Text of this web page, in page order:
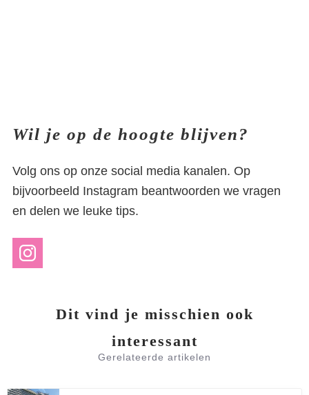
Wil je op de hoogte blijven?
Volg ons op onze social media kanalen. Op
bijvoorbeeld Instagram beantwoorden we vragen
en delen we leuke tips.
Dit vind je misschien ook
interessant
Gerelateerde artikelen